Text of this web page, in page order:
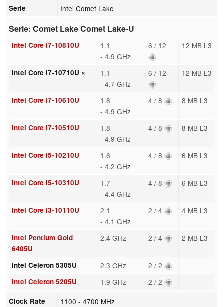
Serie Intel Comet Lake
Serie: Comet Lake Comet Lake-U
Intel Core i7-10810U
1.1
- 4.9 GHz
6 / 12 12 MB L3
Intel Core i7-10710U «
1.1
- 4.7 GHz
6 / 12 12 MB L3
Intel Core i7-10610U
1.8
- 4.9 GHz
4 / 8 8 MB L3
Intel Core i7-10510U
1.8
- 4.9 GHz
4 / 8 8 MB L3
Intel Core i5-10210U
1.6
- 4.2 GHz
4 / 8 6 MB L3
Intel Core i5-10310U
1.7
- 4.4 GHz
4 / 8 6 MB L3
Intel Core i3-10110U
2.1
- 4.1 GHz
2 / 4 4 MB L3
Intel Pentium Gold
6405U
2.4 GHz 2 / 4 2 MB L3
Intel Celeron 5305U 2.3 GHz 2 / 2
Intel Celeron 5205U 1.9 GHz 2 / 2
Clock Rate 1100 - 4700 MHz